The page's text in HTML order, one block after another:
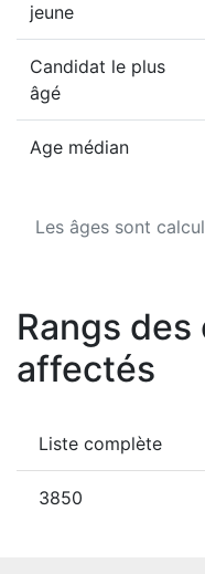
Les âges sont
jeune
Candidat le plus
âgé
Age médian
Rangs
affectés
Liste complète
3850